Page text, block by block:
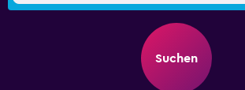
Suchen